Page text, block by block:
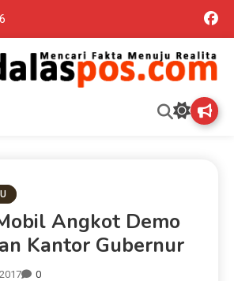
Pos Situs Berita
Realita memuat ragam berita aktual dan
politik nasional, daerah dan ragam berita
Angkot Demo
Kantor Gubernur
0